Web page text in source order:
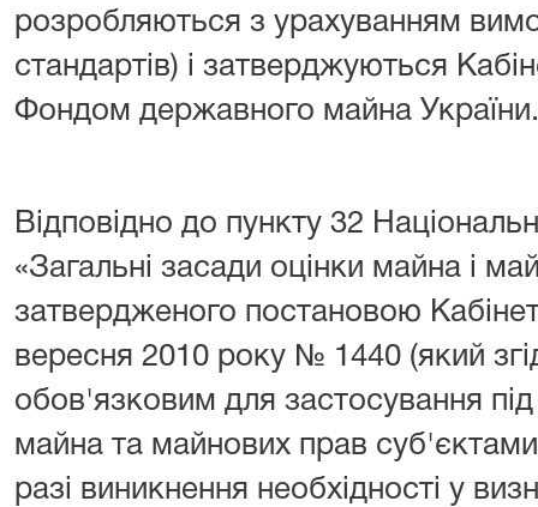
розробляються з урахуванням
стандартів) і затверджуються
Фондом державного майна України.
Відповідно до пункту 32
«Загальні засади оцінки майна і
затвердженого постановою
вересня 2010 року № 1440 (який
обов'язковим для застосування
майна та майнових прав суб'єктами
разі виникнення необхідності у